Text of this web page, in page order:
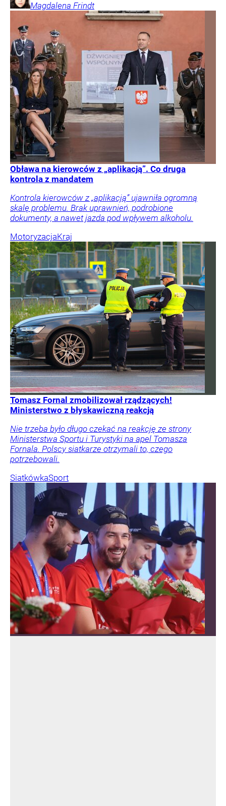
Magdalena Frindt
Obława na kierowców z „aplikacją”. Co druga
kontrola z mandatem
Kontrola kierowców z „aplikacją” ujawniła ogromną
skalę problemu. Brak uprawnień, podrobione
dokumenty, a nawet jazda pod wpływem alkoholu.
MotoryzacjaKraj
Tomasz Fornal zmobilizował rządzących!
Ministerstwo z błyskawiczną reakcją
Nie trzeba było długo czekać na reakcję ze strony
Ministerstwa Sportu i Turystyki na apel Tomasza
Fornala. Polscy siatkarze otrzymali to, czego
potrzebowali.
SiatkówkaSport